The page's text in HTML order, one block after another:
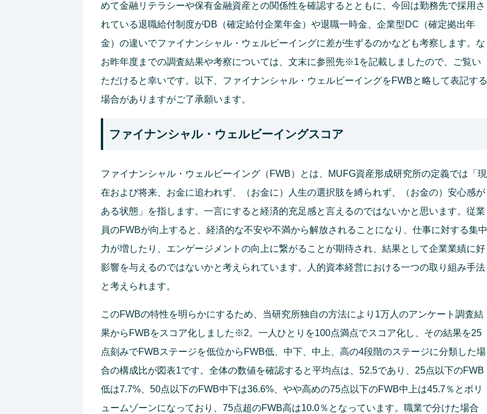
めて金融リテラシーや保有金融資産との関係性を確認するとともに、今回は勤務先で採用さ
れている退職給付制度がDB（確定給付企業年金）や退職一時金、企業型DC（確定拠出年
金）の違いでファイナンシャル・ウェルビーイングに差が生ずるのかなども考察します。な
お昨年度までの調査結果や考察については、文末に参照先※1を記載しましたので、ご覧い
ただけると幸いです。以下、ファイナンシャル・ウェルビーイングをFWBと略して表記する
場合がありますがご了承願います。
ファイナンシャル・ウェルビーイングスコア
ファイナンシャル・ウェルビーイング（FWB）とは、MUFG資産形成研究所の定義では「現
在および将来、お金に追われず、（お金に）人生の選択肢を縛られず、（お金の）安心感が
ある状態」を指します。一言にすると経済的充足感と言えるのではないかと思います。従業
員のFWBが向上すると、経済的な不安や不満から解放されることになり、仕事に対する集中
力が増したり、エンゲージメントの向上に繋がることが期待され、結果として企業業績に好
影響を与えるのではないかと考えられています。人的資本経営における一つの取り組み手法
と考えられます。
このFWBの特性を明らかにするため、当研究所独自の方法により1万人のアンケート調査結
果からFWBをスコア化しました※2。一人ひとりを100点満点でスコア化し、その結果を25
点刻みでFWBステージを低位からFWB低、中下、中上、高の4段階のステージに分類した場
合の構成比が図表1です。全体の数値を確認すると平均点は、52.5であり、25点以下のFWB
低は7.7%、50点以下のFWB中下は36.6%、やや高めの75点以下のFWB中上は45.7％とボリ
ュームゾーンになっており、75点超のFWB高は10.0％となっています。職業で分けた場合